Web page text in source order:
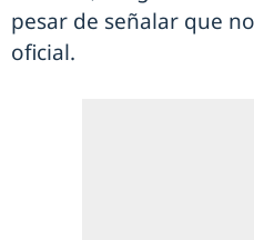
pesar de señalar que
oficial.